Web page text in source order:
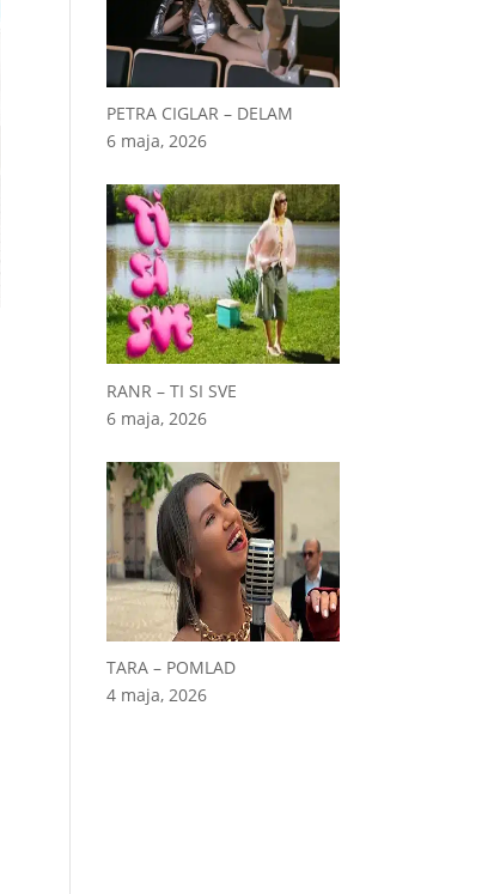
PETRA CIGLAR – DELAM
6 maja, 2026
RANR – TI SI SVE
6 maja, 2026
TARA – POMLAD
4 maja, 2026